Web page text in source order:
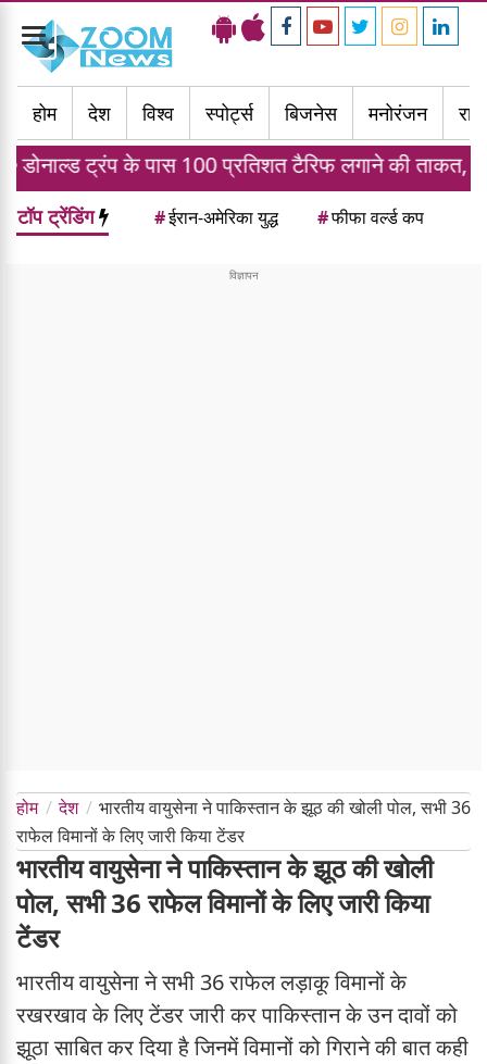
Toggle
navigation
होम
देश विश्व स्पोर्ट्स बिजनेस मनोरंजन
पास 100 प्रतिशत टैरिफ लगाने की ताकत, जानें भारत पर
टॉप ट्रेंडिंग #ईरान-अमेरिका युद्ध #फीफा वर्ल्ड कप
होम देश
भारतीय वायुसेना ने पाकिस्तान के झूठ की खोली पोल, सभी 36
राफेल विमानों के लिए जारी किया टेंडर
भारतीय वायुसेना ने पाकिस्तान के झूठ की खोली
पोल, सभी 36 राफेल विमानों के लिए जारी किया
टेंडर
भारतीय वायुसेना ने सभी 36 राफेल लड़ाकू विमानों के
रखरखाव के लिए टेंडर जारी कर पाकिस्तान के उन दावों को
झूठा साबित कर दिया है जिनमें विमानों को गिराने की बात कही